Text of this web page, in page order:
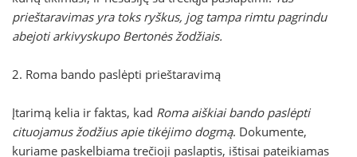
prieštaravimas yra toks ryškus, jog tampa rimtu pagrindu
abejoti arkivyskupo Bertonės žodžiais.
2. Roma bando paslėpti prieštaravimą
Įtarimą kelia ir faktas, kad Roma aiškiai bando paslėpti
cituojamus žodžius apie tikėjimo dogmą. Dokumente,
kuriame paskelbiama trečioji paslaptis, ištisai pateikiamas